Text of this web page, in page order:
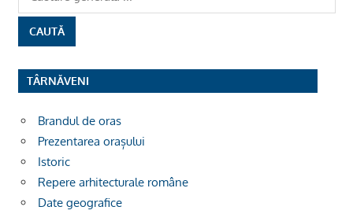
TÂRNĂVENI
Brandul de oras
Prezentarea orașului
Istoric
Repere arhitecturale române
Date geografice